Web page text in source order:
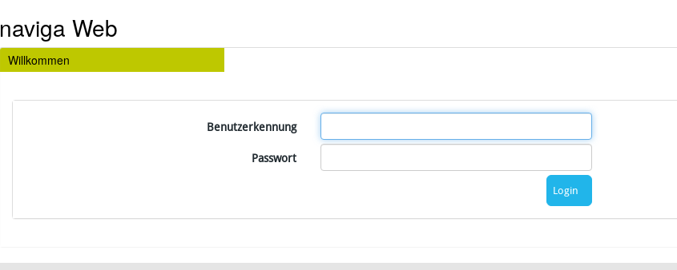
naviga Web
Willkommen
Benutzerkennung
Passwort